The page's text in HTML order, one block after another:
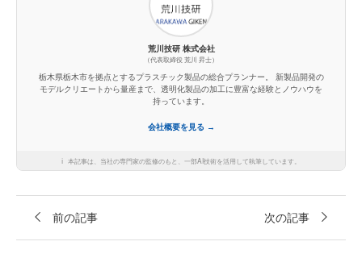
荒川技研 株式会社
（代表取締役 荒川 昇士）
栃木県栃木市を拠点とするプラスチック製品の総合プランナー。 新製品開発の
モデルクリエートから量産まで、透明化製品の加工に豊富な経験とノウハウを
持っています。
会社概要を見る →
ℹ️ 本記事は、当社の専門家の監修のもと、一部AI技術を活用して執筆しています。
前の記事 次の記事